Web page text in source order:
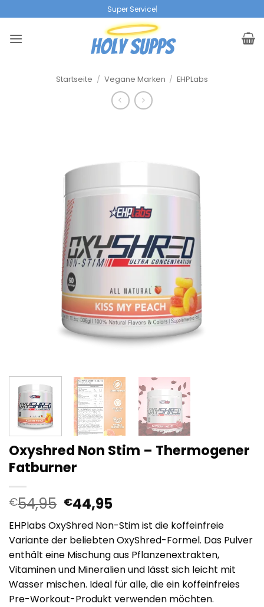
Inhalt
springen
|
Startseite / Vegane Marken / EHPLabs
Oxyshred Non Stim – Thermogener
Fatburner
€54,95 Ursprünglicher
Preis
war:
€54,95
€44,95Aktueller
Preis
ist:
€44,95.
EHPlabs OxyShred Non-Stim ist die koffeinfreie
Variante der beliebten OxyShred-Formel. Das Pulver
enthält eine Mischung aus Pflanzenextrakten,
Vitaminen und Mineralien und lässt sich leicht mit
Wasser mischen. Ideal für alle, die ein koffeinfreies
Pre-Workout-Produkt verwenden möchten.